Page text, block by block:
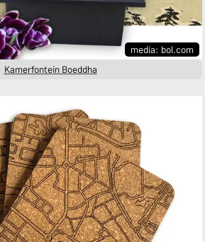
media: bol.com
Kamerfontein Boeddha